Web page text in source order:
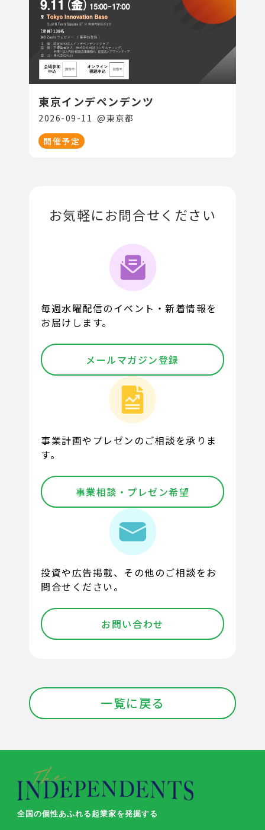
東京インデペンデンツ
2026-09-11 @東京都
開催予定
お気軽にお問合せください
毎週水曜配信のイベント・新着情報を
お届けします。
メールマガジン登録
事業計画やプレゼンのご相談を承りま
す。
事業相談・プレゼン希望
投資や広告掲載、その他のご相談をお
問合せください。
お問い合わせ
一覧に戻る
全国の個性あふれる起業家を発掘する